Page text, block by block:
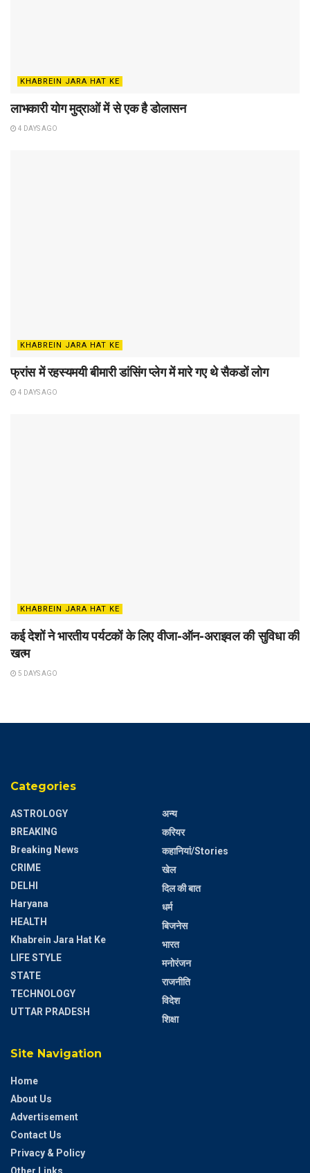
KHABREIN JARA HAT KE
लाभकारी योग मुद्राओं में से एक है डोलासन
4 DAYS AGO
KHABREIN JARA HAT KE
फ्रांस में रहस्यमयी बीमारी डांसिंग प्लेग में मारे गए थे सैकडों लोग
4 DAYS AGO
KHABREIN JARA HAT KE
कई देशों ने भारतीय पर्यटकों के लिए वीजा-ऑन-अराइवल की सुविधा की
खत्म
5 DAYS AGO
Categories
ASTROLOGY
BREAKING
Breaking News
CRIME
DELHI
Haryana
HEALTH
Khabrein Jara Hat Ke
LIFE STYLE
STATE
TECHNOLOGY
UTTAR PRADESH
अन्य
करियर
कहानियां/Stories
खेल
दिल की बात
धर्म
बिजनेस
भारत
मनोरंजन
राजनीति
विदेश
शिक्षा
Site Navigation
Home
About Us
Advertisement
Contact Us
Privacy & Policy
Other Links